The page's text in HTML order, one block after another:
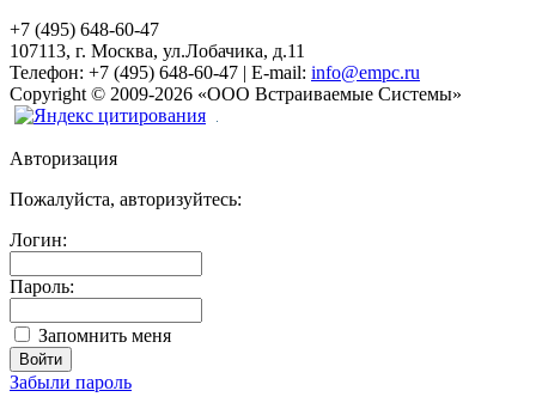
+7 (495) 648-60-47
107113, г. Москва, ул.Лобачика, д.11
Телефон: +7 (495) 648-60-47 | E-mail: info@empc.ru
Copyright © 2009-2026 «ООО Встраиваемые Системы»
Авторизация
Пожалуйста, авторизуйтесь:
Логин:
Пароль:
Запомнить меня
Забыли пароль